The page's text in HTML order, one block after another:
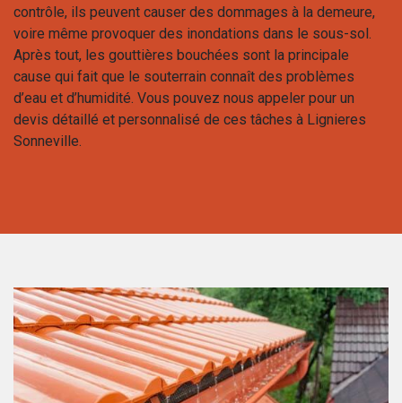
contrôle, ils peuvent causer des dommages à la demeure,
voire même provoquer des inondations dans le sous-sol.
Après tout, les gouttières bouchées sont la principale
cause qui fait que le souterrain connaît des problèmes
d’eau et d’humidité. Vous pouvez nous appeler pour un
devis détaillé et personnalisé de ces tâches à Lignieres
Sonneville.